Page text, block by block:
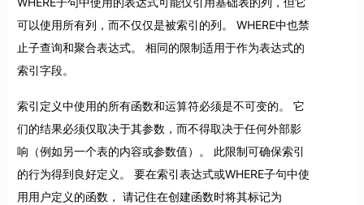
可以使用所有列，而不仅仅是被索引的列。 WHERE中也禁
止子查询和聚合表达式。 相同的限制适用于作为表达式的
索引字段。
索引定义中使用的所有函数和运算符必须是不可变的。 它
们的结果必须仅取决于其参数，而不得取决于任何外部影
响（例如另一个表的内容或参数值）。 此限制可确保索引
的行为得到良好定义。 要在索引表达式或WHERE子句中使
用用户定义的函数， 请记住在创建函数时将其标记为